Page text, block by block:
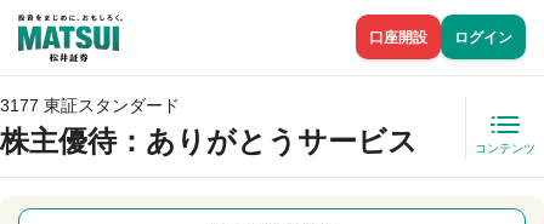
口座開設 ログイン
3177 東証スタンダード
株主優待：ありがとうサービス コンテンツ